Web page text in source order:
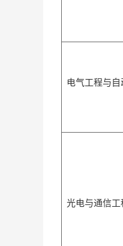
电气工程与
光电与通信工